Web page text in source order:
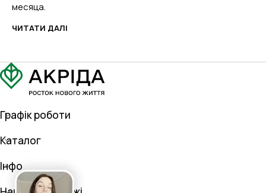
месяца.
ЧИТАТИ ДАЛІ
Графік роботи
Каталог
Інфо